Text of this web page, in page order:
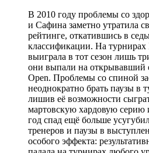
В 2010 году проблемы со
и Сафина заметно утратила
рейтинге, откатившись в
классификации. На
выиграла в тот сезон лишь
они выпали на открывавший
Open. Проблемы со спиной
неоднократно брать паузы в
лишив её возможности
мартовскую хардовую серию
год спад ещё больше
тренеров и паузы в
особого эффекта: